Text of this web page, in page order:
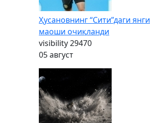
Ҳусановнинг “Сити”даги янги
маоши очиқланди
visibility29470
05 август